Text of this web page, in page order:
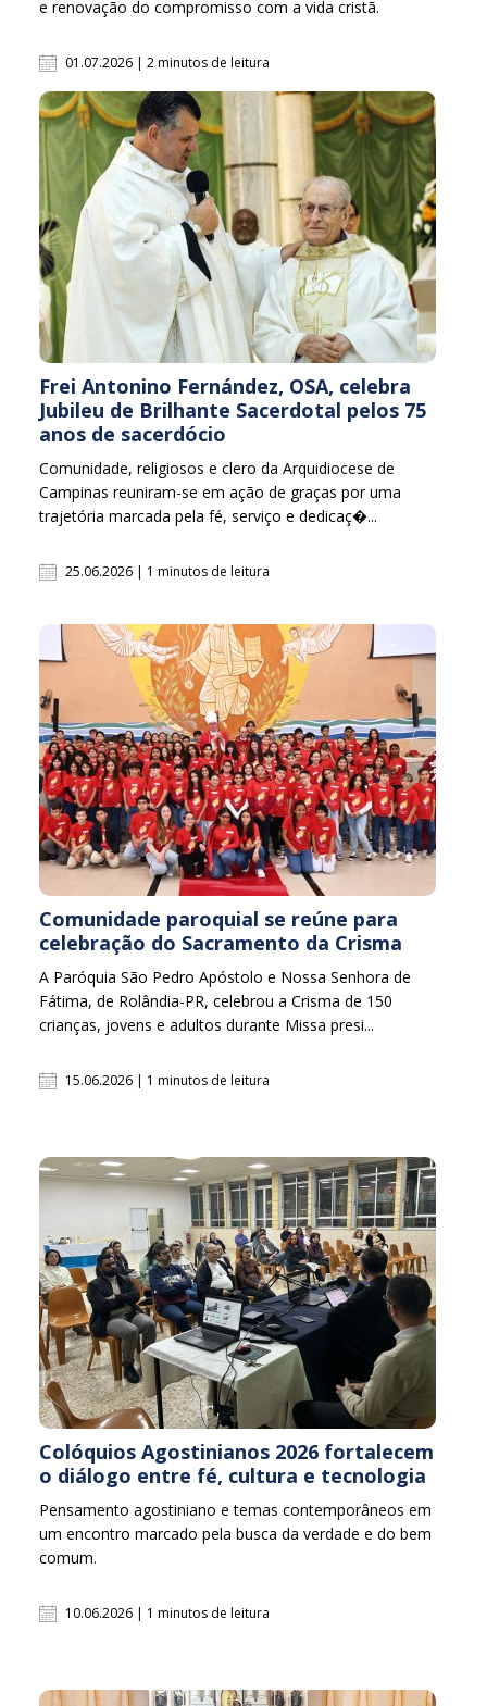
e renovação do compromisso com a vida cristã.
01.07.2026 | 2 minutos de leitura
Frei Antonino Fernández, OSA, celebra
Jubileu de Brilhante Sacerdotal pelos 75
anos de sacerdócio
Comunidade, religiosos e clero da Arquidiocese de
Campinas reuniram-se em ação de graças por uma
trajetória marcada pela fé, serviço e dedicaç�...
25.06.2026 | 1 minutos de leitura
Comunidade paroquial se reúne para
celebração do Sacramento da Crisma
A Paróquia São Pedro Apóstolo e Nossa Senhora de
Fátima, de Rolândia-PR, celebrou a Crisma de 150
crianças, jovens e adultos durante Missa presi...
15.06.2026 | 1 minutos de leitura
Colóquios Agostinianos 2026 fortalecem
o diálogo entre fé, cultura e tecnologia
Pensamento agostiniano e temas contemporâneos em
um encontro marcado pela busca da verdade e do bem
comum.
10.06.2026 | 1 minutos de leitura